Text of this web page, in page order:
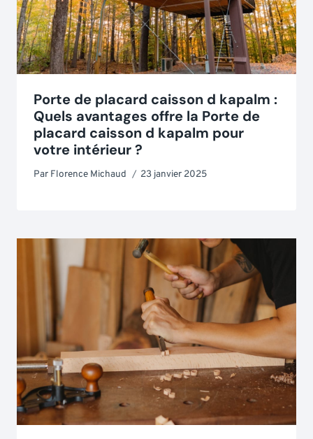
Porte de placard caisson d kapalm :
Quels avantages offre la Porte de
placard caisson d kapalm pour
votre intérieur ?
Par Florence Michaud 23 janvier 2025